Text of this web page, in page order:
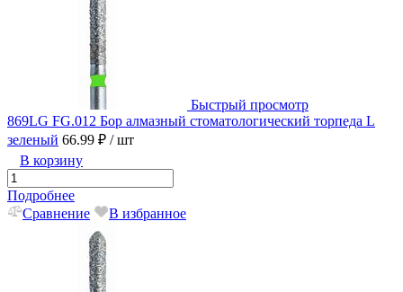
Быстрый просмотр
869LG FG.012 Бор алмазный стоматологический торпеда L
зеленый 66.99 ₽ / шт
В корзину
Подробнее
Сравнение
В избранное